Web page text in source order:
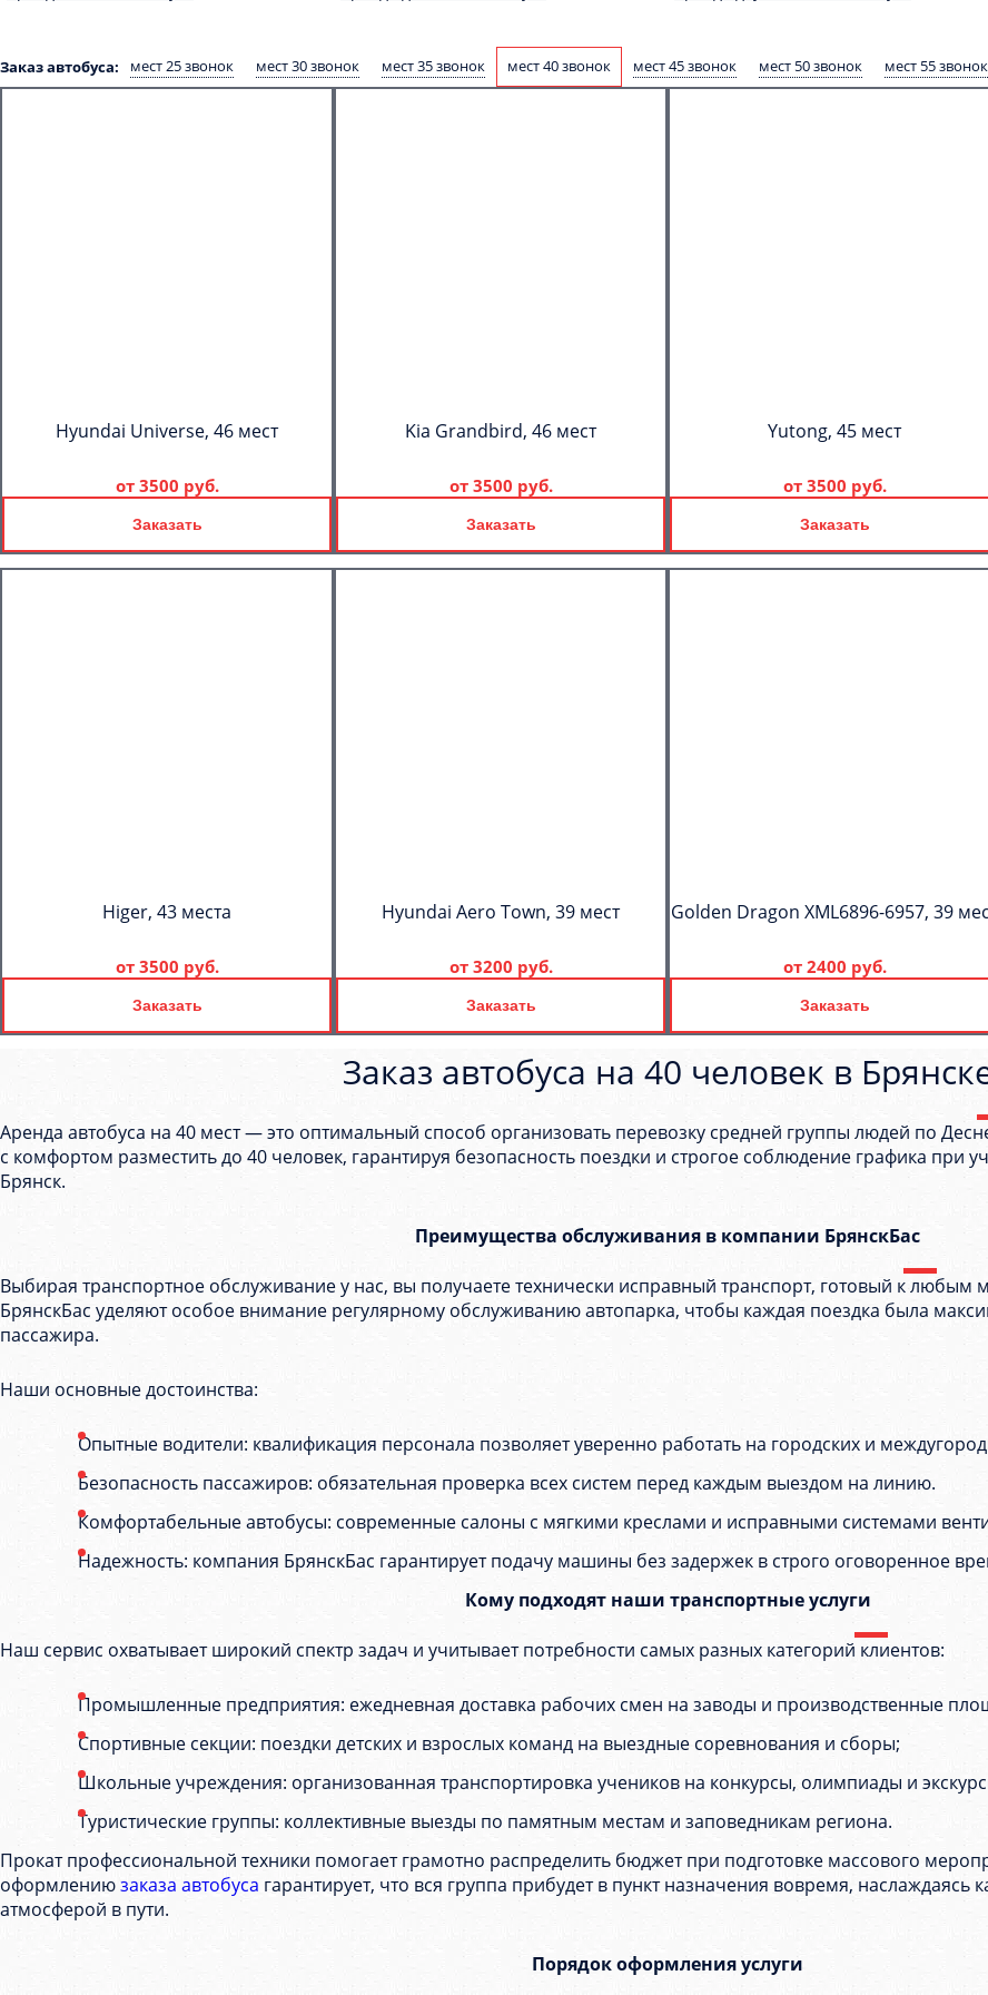
Заказ автобуса: мест 25 звонок мест 30 звонок мест 35 звонок мест 40 звонок мест 45 звонок мест 50 звонок мест 55 звонок
Hyundai Universe, 46 мест
от 3500 руб.
Заказать
Kia Grandbird, 46 мест
от 3500 руб.
Заказать
Yutong, 45 мест
от 3500 руб.
Заказать
Higer, 43 места
от 3500 руб.
Заказать
Hyundai Aero Town, 39 мест
от 3200 руб.
Заказать
Golden Dragon XML6896-6957, 39
от 2400 руб.
Заказать
Заказ автобуса на 40 человек в
Аренда автобуса на 40 мест — это оптимальный способ организовать перевозку средней группы людей по
с комфортом разместить до 40 человек, гарантируя безопасность поездки и строгое соблюдение графика при
Брянск.
Преимущества обслуживания в компании БрянскБас
Выбирая транспортное обслуживание у нас, вы получаете технически исправный транспорт, готовый к
БрянскБас уделяют особое внимание регулярному обслуживанию автопарка, чтобы каждая поездка была
пассажира.
Наши основные достоинства:
Опытные водители: квалификация персонала позволяет уверенно работать на городских и
Безопасность пассажиров: обязательная проверка всех систем перед каждым выездом на линию.
Комфортабельные автобусы: современные салоны с мягкими креслами и исправными системами
Надежность: компания БрянскБас гарантирует подачу машины без задержек в строго оговоренное
Кому подходят наши транспортные услуги
Наш сервис охватывает широкий спектр задач и учитывает потребности самых разных категорий клиентов:
Промышленные предприятия: ежедневная доставка рабочих смен на заводы и производственные
Спортивные секции: поездки детских и взрослых команд на выездные соревнования и сборы;
Школьные учреждения: организованная транспортировка учеников на конкурсы, олимпиады и
Туристические группы: коллективные выезды по памятным местам и заповедникам региона.
Прокат профессиональной техники помогает грамотно распределить бюджет при подготовке массового
оформлениюзаказа автобуса гарантирует, что вся группа прибудет в пункт назначения вовремя,
атмосферой в пути.
Порядок оформления услуги